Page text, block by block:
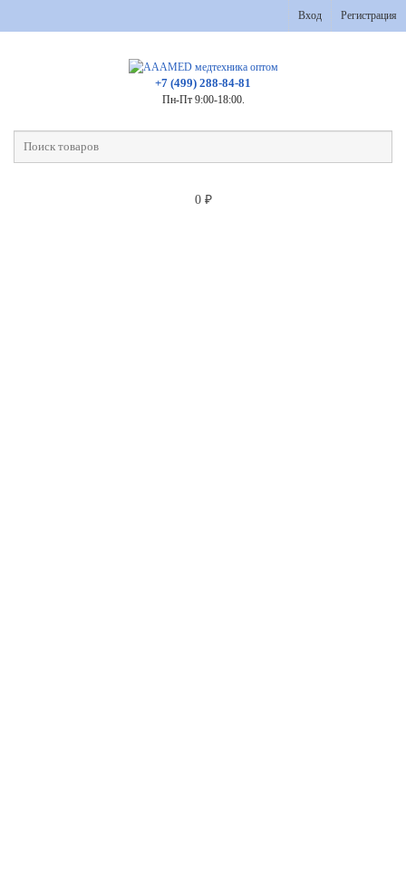
Вход Регистрация
+7 (499) 288-84-81
Пн-Пт 9:00-18:00.
0 ₽